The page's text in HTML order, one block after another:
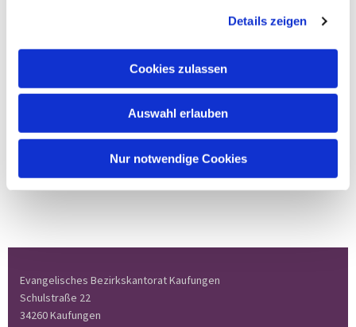
Details zeigen
Cookies zulassen
Auswahl erlauben
Nur notwendige Cookies
Evangelisches Bezirkskantorat Kaufungen
Schulstraße 22
34260 Kaufungen